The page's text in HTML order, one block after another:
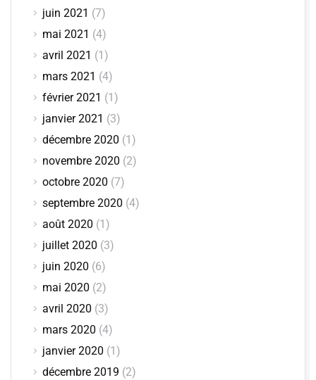
juin 2021 (7)
mai 2021 (4)
avril 2021 (1)
mars 2021 (4)
février 2021 (1)
janvier 2021 (3)
décembre 2020 (1)
novembre 2020 (2)
octobre 2020 (7)
septembre 2020 (4)
août 2020 (1)
juillet 2020 (3)
juin 2020 (6)
mai 2020 (2)
avril 2020 (3)
mars 2020 (4)
janvier 2020 (1)
décembre 2019 (2)